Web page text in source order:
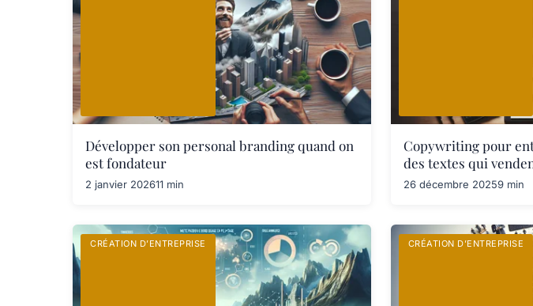
Développer son personal branding quand on
est fondateur
2 janvier 202611 min
Copywriting pour
des textes qui
26 décembre 20259 min
CRÉATION D’ENTREPRISE CRÉATION D’ENTREPRISE